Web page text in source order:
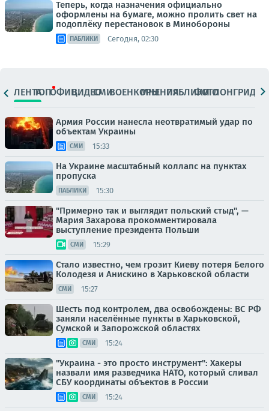
Теперь, когда назначения официально
оформлены на бумаге, можно пролить свет на
подоплёку перестановок в Минобороны
ПАБЛИКИ Сегодня, 02:30
ЛЕНТАТОПОФИЦ.ВИДЕОСМИВОЕНКОРЫМНЕНИЯПАБЛИКИ
ФОТОЛОНГРИДЫ
Армия России нанесла неотвратимый удар по
объектам Украины
СМИ 15:33
На Украине масштабный коллапс на пунктах
пропуска
ПАБЛИКИ 15:30
"Примерно так и выглядит польский стыд", —
Мария Захарова прокомментировала
выступление президента Польши
СМИ 15:29
Стало известно, чем грозит Киеву потеря Белого
Колодезя и Анискино в Харьковской области
СМИ 15:27
Шесть под контролем, два освобождены: ВС РФ
заняли населённые пункты в Харьковской,
Сумской и Запорожской областях
СМИ 15:24
"Украина - это просто инструмент": Хакеры
назвали имя разведчика НАТО, который сливал
СБУ координаты объектов в России
СМИ 15:24